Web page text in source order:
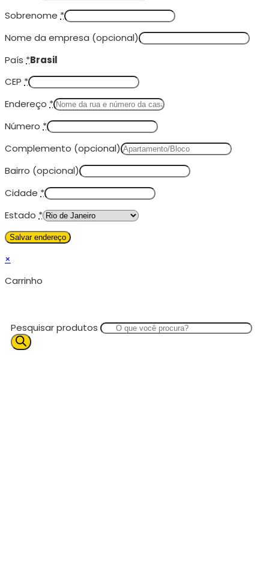
Sobrenome *
Nome da empresa (opcional)
País *Brasil
CEP *
Endereço *
Número *
Complemento (opcional)
Bairro (opcional)
Cidade *
Estado *
×
Carrinho
Pesquisar produtos